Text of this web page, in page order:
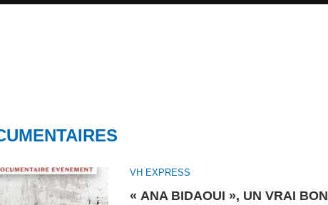
VH EXPRESS
« ANA BIDAOUI », UN VRAI BON